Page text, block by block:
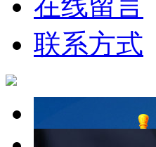
联系方式